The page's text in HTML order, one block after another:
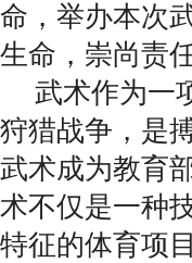
命，举办本次
生命，崇尚责
武术作为一
狩猎战争，是
武术成为教育
术不仅是一种
特征的体育项